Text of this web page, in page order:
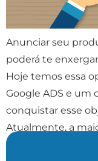
Anunciar seu
poderá te
Hoje temos essa
Google ADS e um
conquistar esse
Atualmente, a
recebe milhões de